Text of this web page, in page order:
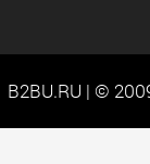
B2BU.RU | ©